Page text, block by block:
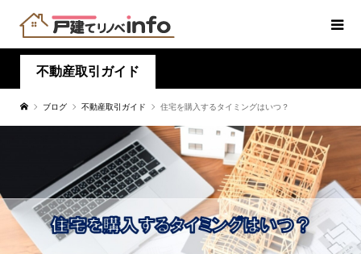
不動産取引ガイド
ブログ 不動産取引ガイド 住宅を購入するタイミングはいつ？